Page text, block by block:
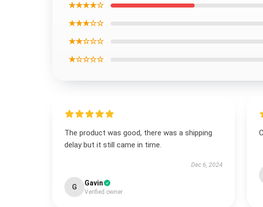
★★★★☆
★★★☆☆
★★☆☆☆
★☆☆☆☆
The product was good, there was a shipping
delay but it still came in time.
Dec 6, 2024
G Gavin
Verified owner